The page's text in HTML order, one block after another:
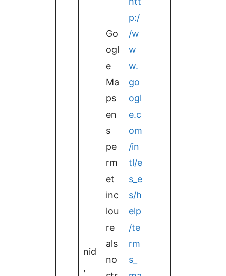
nid
,
Go
ogl
e
Ma
ps
en
s
pe
rm
et
inc
lou
re
als
no
p:/
/w
w
w.
go
ogl
e.c
om
/in
tl/e
s_e
s/h
elp
/te
rm
s_